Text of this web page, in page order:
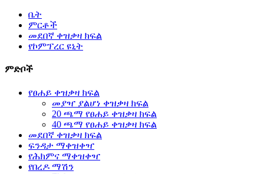
ቤት
ምርቶች
መደበኛ ቀዝቃዛ ክፍል
የኮምፕረር ዩኒት
ምድቦች
የፀሐይ ቀዝቃዛ ክፍል
መያዣ ያልሆነ ቀዝቃዛ ክፍል
20 ጫማ የፀሐይ ቀዝቃዛ ክፍል
40 ጫማ የፀሐይ ቀዝቃዛ ክፍል
መደበኛ ቀዝቃዛ ክፍል
ፍንዳታ ማቀዝቀዣ
የሕክምና ማቀዝቀዣ
የበረዶ ማሽን